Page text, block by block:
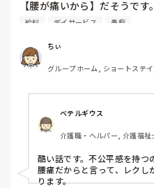
【腰が痛いから】だそうです。
えっ？腰なら私も痛いけど
ないで欲しい。
この間『〇〇さん楽ですねー
いですもんね〜笑』と笑顔
今日から有料併設のデイな
て、皆さん入浴されていな
私ともう1人は【出来る】と
す。(他は半日で多くて2回)
えっ？これで同じ時給ですか
一方では汗ダクダクで疲れ
にもとても楽。
不公平だし、離職者が増える
給料 デイサービス 愚痴
ちぃ
グループホーム, ショートステ
ベテルギウス
介護職・ヘルパー, 介護福
酷い話です。不公平感を持つ
腰痛だからと言って、レク
ります。